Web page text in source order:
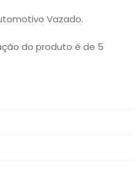
Vazado.
do produto é de 5